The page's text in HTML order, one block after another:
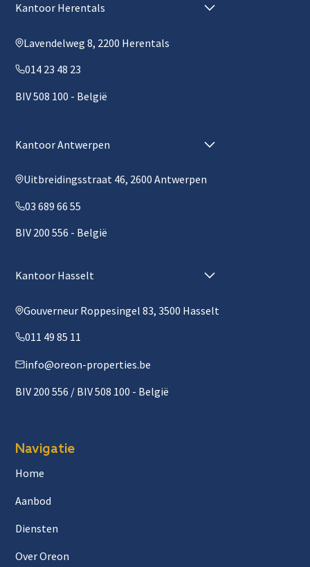
Kantoor Herentals
Lavendelweg 8, 2200 Herentals
014 23 48 23
BIV 508 100 - België
Kantoor Antwerpen
Uitbreidingsstraat 46, 2600 Antwerpen
03 689 66 55
BIV 200 556 - België
Kantoor Hasselt
Gouverneur Roppesingel 83, 3500 Hasselt
011 49 85 11
info@oreon-properties.be
BIV 200 556 / BIV 508 100 - België
Navigatie
Home
Aanbod
Diensten
Over Oreon